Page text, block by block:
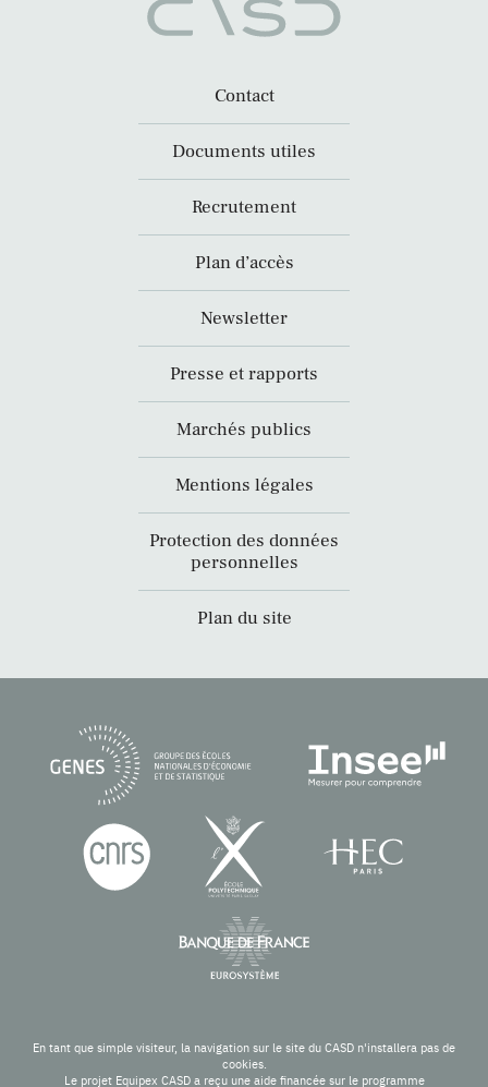
Contact
Documents utiles
Recrutement
Plan d’accès
Newsletter
Presse et rapports
Marchés publics
Mentions légales
Protection des données
personnelles
Plan du site
En tant que simple visiteur, la navigation sur le site du CASD n'installera pas de
cookies.
Le projet Equipex CASD a reçu une aide financée sur le programme